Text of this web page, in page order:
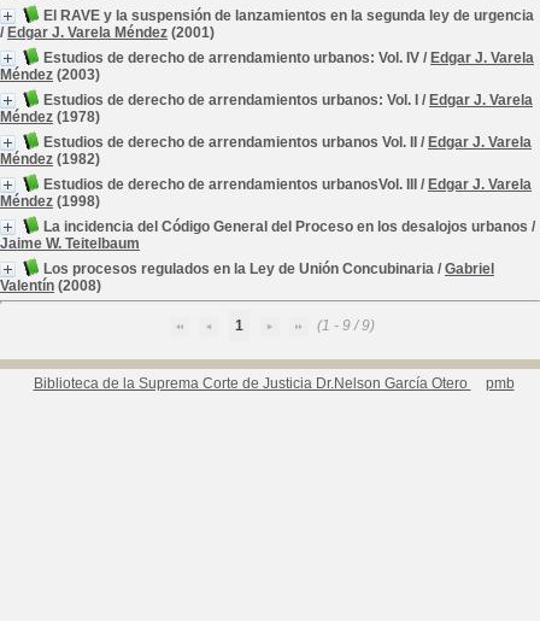
El RAVE y la suspensión de lanzamientos en la segunda ley de urgencia
/ Edgar J. Varela Méndez (2001)
Estudios de derecho de arrendamiento urbanos: Vol. IV / Edgar J. Varela
Méndez (2003)
Estudios de derecho de arrendamientos urbanos: Vol. I
/ Edgar J. Varela
Méndez (1978)
Estudios de derecho de arrendamientos urbanos Vol. II
/ Edgar J. Varela
Méndez (1982)
Estudios de derecho de arrendamientos urbanosVol. III
/ Edgar J. Varela
Méndez (1998)
La incidencia del Código General del Proceso en los desalojos urbanos /
Jaime W. Teitelbaum
Los procesos regulados en la Ley de Unión Concubinaria / Gabriel
Valentín (2008)
1 (1 - 9 / 9)
Biblioteca de la Suprema Corte de Justicia Dr.Nelson García Otero pmb